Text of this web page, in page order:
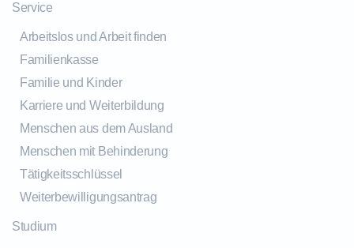
Service
Arbeitslos und Arbeit finden
Familienkasse
Familie und Kinder
Karriere und Weiterbildung
Menschen aus dem Ausland
Menschen mit Behinderung
Tätigkeitsschlüssel
Weiterbewilligungsantrag
Studium